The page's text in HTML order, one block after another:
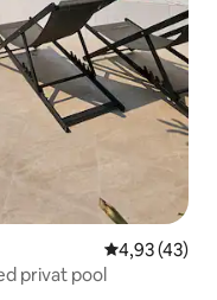
4,93 av 5 i
4,93 (43)
privat pool